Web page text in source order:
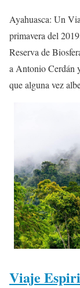
Ayahuasca: Un
primavera del
Reserva de
a Antonio Cerdán
que alguna vez
Viaje